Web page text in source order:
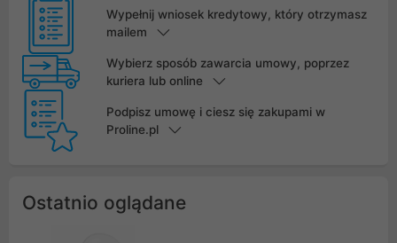
Wypełnij wniosek kredytowy, który otrzymasz
mailem
Wybierz sposób zawarcia umowy, poprzez
kuriera lub online
Podpisz umowę i ciesz się zakupami w
Proline.pl
Ostatnio oglądane